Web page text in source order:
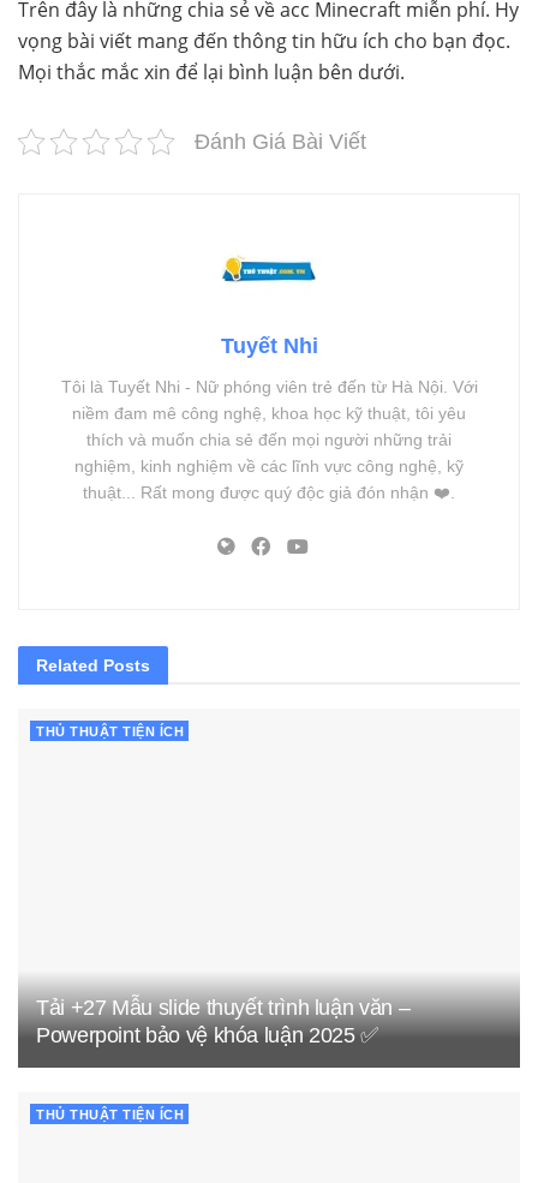
Trên đây là những chia sẻ về acc Minecraft miễn phí. Hy
vọng bài viết mang đến thông tin hữu ích cho bạn đọc.
Mọi thắc mắc xin để lại bình luận bên dưới.
Đánh Giá Bài Viết
Tuyết Nhi
Tôi là Tuyết Nhi - Nữ phóng viên trẻ đến từ Hà Nội. Với
niềm đam mê công nghệ, khoa học kỹ thuật, tôi yêu
thích và muốn chia sẻ đến mọi người những trải
nghiệm, kinh nghiệm về các lĩnh vực công nghệ, kỹ
thuật... Rất mong được quý độc giả đón nhận ❤️.
Related Posts
THỦ THUẬT TIỆN ÍCH
Tải +27 Mẫu slide thuyết trình luận văn –
Powerpoint bảo vệ khóa luận 2025 ✅
THỦ THUẬT TIỆN ÍCH